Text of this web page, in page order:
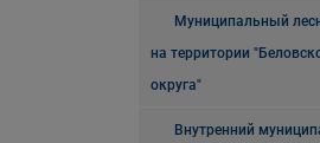
Муниципальный
на территории
округа"
Внутренний